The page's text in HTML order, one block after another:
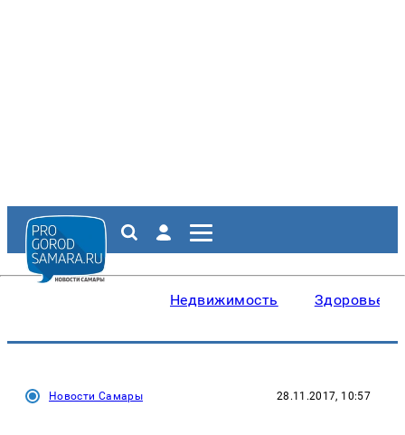
Недвижимость Здоровье
Новости Самары 28.11.2017, 10:57